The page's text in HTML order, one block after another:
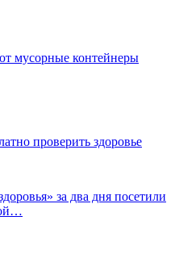
мусорные контейнеры
проверить здоровье
за два дня посетили